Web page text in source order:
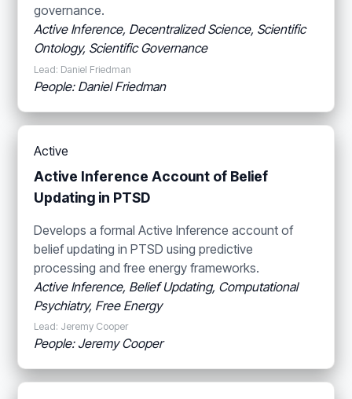
governance.
Active Inference, Decentralized Science, Scientific
Ontology, Scientific Governance
Lead: Daniel Friedman
People: Daniel Friedman
Active
Active Inference Account of Belief
Updating in PTSD
Develops a formal Active Inference account of
belief updating in PTSD using predictive
processing and free energy frameworks.
Active Inference, Belief Updating, Computational
Psychiatry, Free Energy
Lead: Jeremy Cooper
People: Jeremy Cooper